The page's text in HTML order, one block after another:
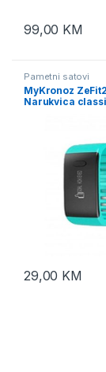
99,00 KM
Pametni satovi
MyKronoz
Narukvica
29,00 KM